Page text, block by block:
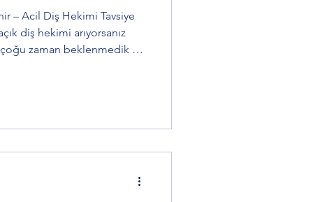
– Acil Diş Hekimi Tavsiye
diş hekimi arıyorsanız
zaman beklenmedik bir
Bu yazıda,